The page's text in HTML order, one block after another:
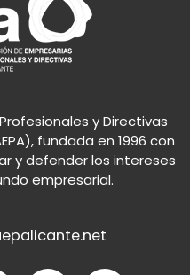
y Directivas
fundada en 1996 con
y defender los intereses
empresarial.